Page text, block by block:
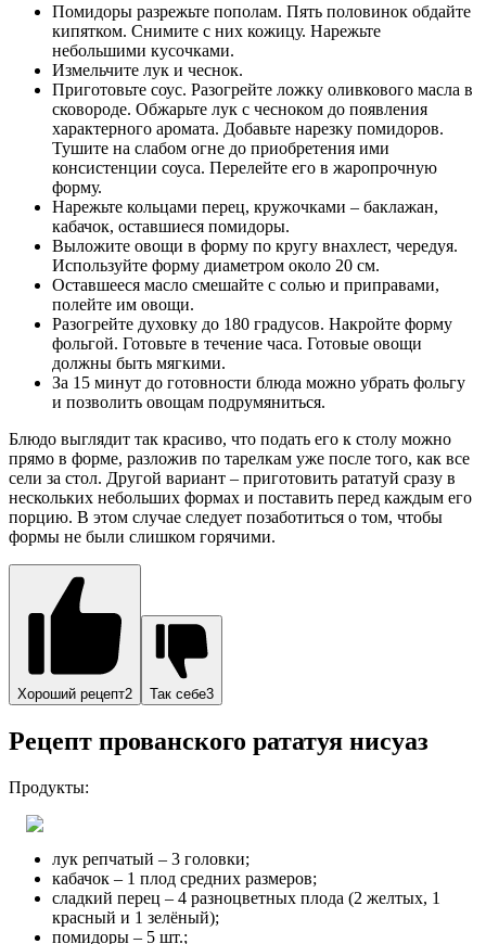
Помидоры разрежьте пополам. Пять половинок обдайте
кипятком. Снимите с них кожицу. Нарежьте
небольшими кусочками.
Измельчите лук и чеснок.
Приготовьте соус. Разогрейте ложку оливкового масла в
сковороде. Обжарьте лук с чесноком до появления
характерного аромата. Добавьте нарезку помидоров.
Тушите на слабом огне до приобретения ими
консистенции соуса. Перелейте его в жаропрочную
форму.
Нарежьте кольцами перец, кружочками – баклажан,
кабачок, оставшиеся помидоры.
Выложите овощи в форму по кругу внахлест, чередуя.
Используйте форму диаметром около 20 см.
Оставшееся масло смешайте с солью и приправами,
полейте им овощи.
Разогрейте духовку до 180 градусов. Накройте форму
фольгой. Готовьте в течение часа. Готовые овощи
должны быть мягкими.
За 15 минут до готовности блюда можно убрать фольгу
и позволить овощам подрумяниться.
Блюдо выглядит так красиво, что подать его к столу можно
прямо в форме, разложив по тарелкам уже после того, как все
сели за стол. Другой вариант – приготовить рататуй сразу в
нескольких небольших формах и поставить перед каждым его
порцию. В этом случае следует позаботиться о том, чтобы
формы не были слишком горячими.
Хороший рецепт2 Так себе3
Рецепт прованского рататуя нисуаз
Продукты:
лук репчатый – 3 головки;
кабачок – 1 плод средних размеров;
сладкий перец – 4 разноцветных плода (2 желтых, 1
красный и 1 зелёный);
помидоры – 5 шт.;